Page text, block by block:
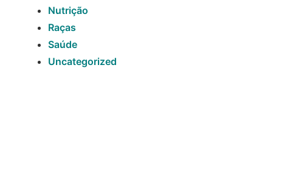
Nutrição
Raças
Saúde
Uncategorized